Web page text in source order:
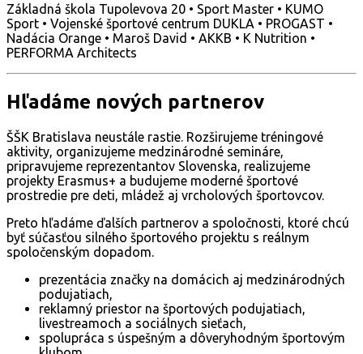
Základná škola Tupolevova 20 • Sport Master • KUMO
Sport • Vojenské športové centrum DUKLA • PROGAST •
Nadácia Orange • Maroš David • AKKB • K Nutrition •
PERFORMA Architects
Hľadáme nových partnerov
ŠŠK Bratislava neustále rastie. Rozširujeme tréningové
aktivity, organizujeme medzinárodné semináre,
pripravujeme reprezentantov Slovenska, realizujeme
projekty Erasmus+ a budujeme moderné športové
prostredie pre deti, mládež aj vrcholových športovcov.
Preto hľadáme ďalších partnerov a spoločnosti, ktoré chcú
byť súčasťou silného športového projektu s reálnym
spoločenským dopadom.
prezentácia značky na domácich aj medzinárodných
podujatiach,
reklamný priestor na športových podujatiach,
livestreamoch a sociálnych sieťach,
spolupráca s úspešným a dôveryhodným športovým